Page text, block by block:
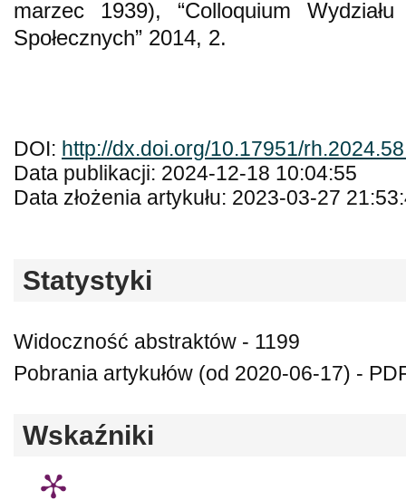
marzec 1939), “Colloquium
Społecznych” 2014, 2.
DOI: http://dx.doi.org/10.17951/
Data publikacji: 2024-12-18 10:04:55
Data złożenia artykułu: 2023-03-27
Statystyki
Widoczność abstraktów - 1199
Pobrania artykułów (od 2020-06-17) -
Wskaźniki